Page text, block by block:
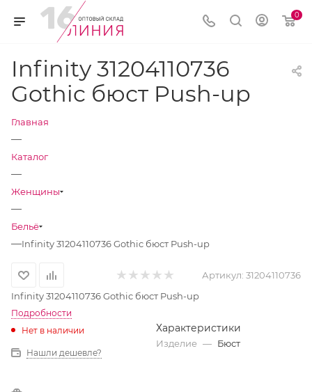
0
Infinity 31204110736
Gothic бюст Push-up
Главная
—
Каталог
—
Женщины
—
Бельё
—Infinity 31204110736 Gothic бюст Push-up
Артикул: 31204110736
Infinity 31204110736 Gothic бюст Push-up
Подробности
Нет в наличии
Нашли дешевле?
Характеристики
Изделие — Бюст